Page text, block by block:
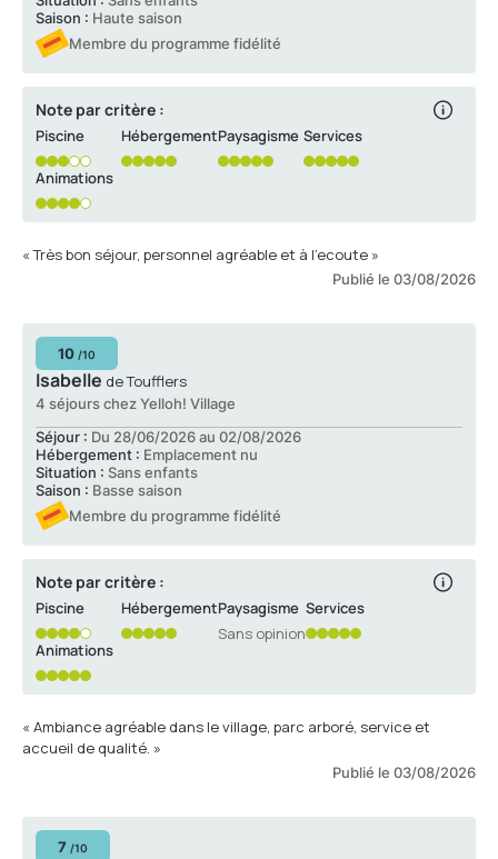
Saison : Haute saison
Membre du programme fidélité
Note par critère :
Piscine Hébergement Paysagisme Services
Animations
« Très bon séjour, personnel agréable et à l’ecoute »
Publié le 03/08/2026
10 /10
Isabelle de Toufflers
4 séjours chez Yelloh! Village
Séjour : Du 28/06/2026 au 02/08/2026
Hébergement : Emplacement nu
Situation : Sans enfants
Saison : Basse saison
Membre du programme fidélité
Note par critère :
Piscine Hébergement Paysagisme
Sans opinion
Services
Animations
« Ambiance agréable dans le village, parc arboré, service et
accueil de qualité. »
Publié le 03/08/2026
7 /10